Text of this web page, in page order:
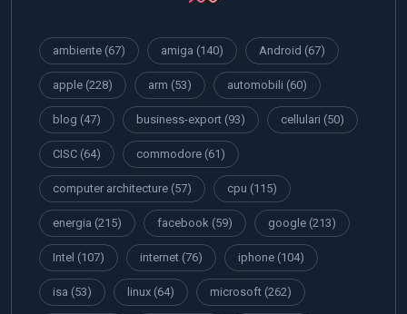
ambiente (67) amiga (140) Android (67)
apple (228) arm (53) automobili (60)
blog (47) business-export (93) cellulari (50)
CISC (64) commodore (61)
computer architecture (57) cpu (115)
energia (215) facebook (59) google (213)
Intel (107) internet (76) iphone (104)
isa (53) linux (64) microsoft (262)